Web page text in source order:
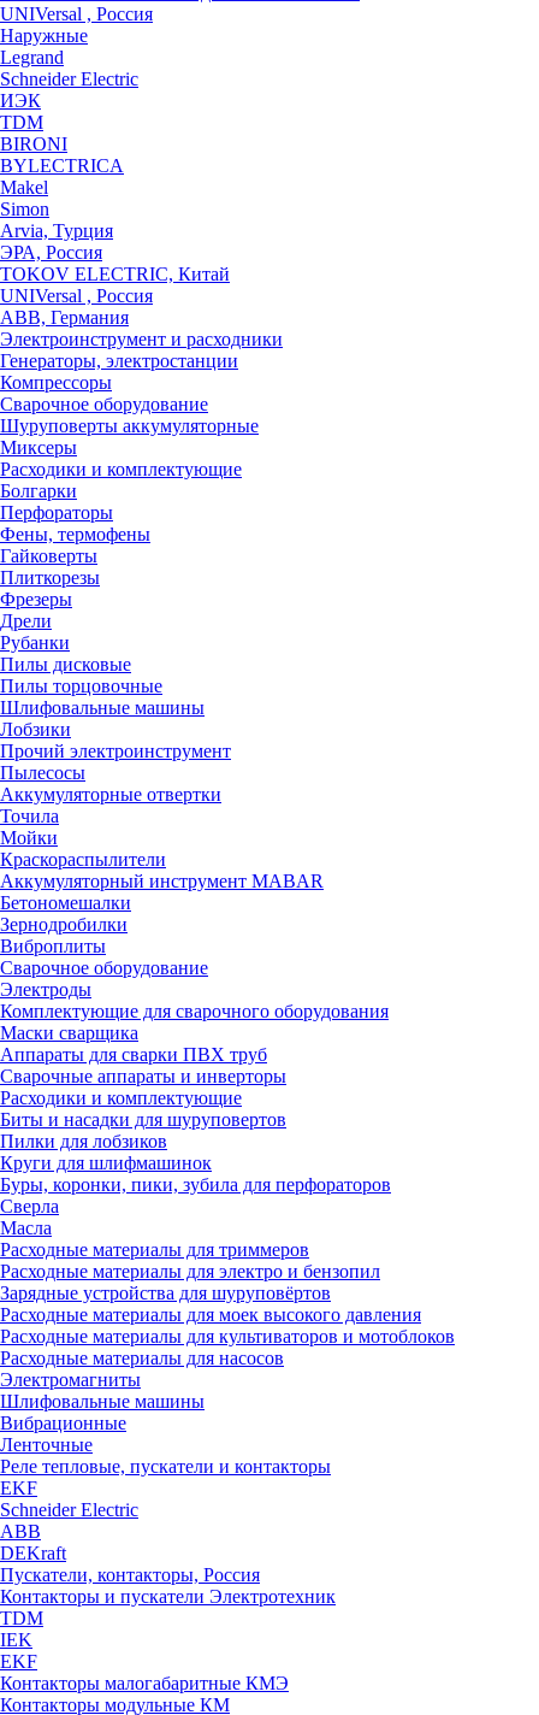
UNIVersal , Россия
Наружные
Legrand
Schneider Electric
ИЭК
TDM
BIRONI
BYLECTRICA
Makel
Simon
Arvia, Турция
ЭРА, Россия
TOKOV ELECTRIC, Китай
UNIVersal , Россия
ABB, Германия
Электроинструмент и расходники
Генераторы, электростанции
Компрессоры
Сварочное оборудование
Шуруповерты аккумуляторные
Миксеры
Расходики и комплектующие
Болгарки
Перфораторы
Фены, термофены
Гайковерты
Плиткорезы
Фрезеры
Дрели
Рубанки
Пилы дисковые
Пилы торцовочные
Шлифовальные машины
Лобзики
Прочий электроинструмент
Пылесосы
Аккумуляторные отвертки
Точила
Мойки
Краскораспылители
Аккумуляторный инструмент MABAR
Бетономешалки
Зернодробилки
Виброплиты
Сварочное оборудование
Электроды
Комплектующие для сварочного оборудования
Маски сварщика
Аппараты для сварки ПВХ труб
Сварочные аппараты и инверторы
Расходики и комплектующие
Биты и насадки для шуруповертов
Пилки для лобзиков
Круги для шлифмашинок
Буры, коронки, пики, зубила для перфораторов
Сверла
Масла
Расходные материалы для триммеров
Расходные материалы для электро и бензопил
Зарядные устройства для шуруповёртов
Расходные материалы для моек высокого давления
Расходные материалы для культиваторов и мотоблоков
Расходные материалы для насосов
Электромагниты
Шлифовальные машины
Вибрационные
Ленточные
Реле тепловые, пускатели и контакторы
EKF
Schneider Electric
ABB
DEKraft
Пускатели, контакторы, Россия
Контакторы и пускатели Электротехник
TDM
IEK
EKF
Контакторы малогабаритные КМЭ
Контакторы модульные КМ